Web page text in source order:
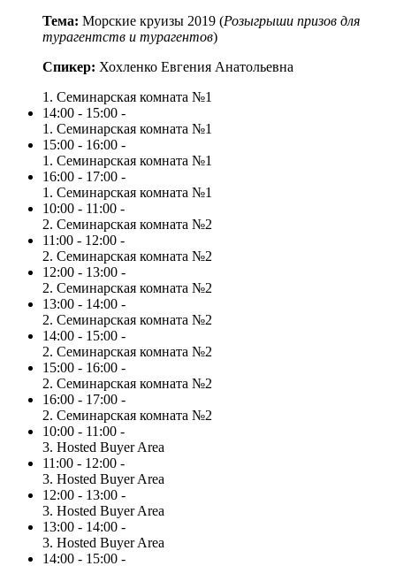
Тема: Морские круизы 2019 (Розыгрыши призов для
турагентств и турагентов)
Спикер: Хохленко Евгения Анатольевна
1. Семинарская комната №1
14:00 - 15:00 -
1. Семинарская комната №1
15:00 - 16:00 -
1. Семинарская комната №1
16:00 - 17:00 -
1. Семинарская комната №1
10:00 - 11:00 -
2. Семинарская комната №2
11:00 - 12:00 -
2. Семинарская комната №2
12:00 - 13:00 -
2. Семинарская комната №2
13:00 - 14:00 -
2. Семинарская комната №2
14:00 - 15:00 -
2. Семинарская комната №2
15:00 - 16:00 -
2. Семинарская комната №2
16:00 - 17:00 -
2. Семинарская комната №2
10:00 - 11:00 -
3. Hosted Buyer Area
11:00 - 12:00 -
3. Hosted Buyer Area
12:00 - 13:00 -
3. Hosted Buyer Area
13:00 - 14:00 -
3. Hosted Buyer Area
14:00 - 15:00 -